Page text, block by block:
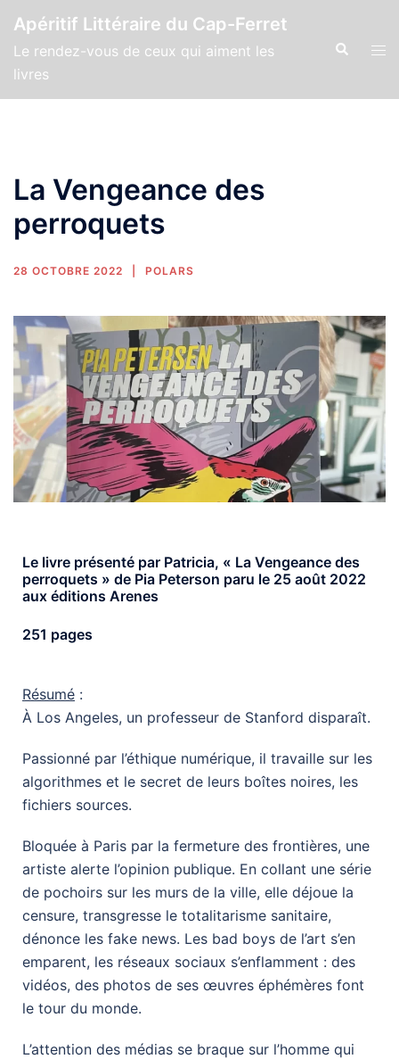
Apéritif Littéraire du Cap-Ferret
Le rendez-vous de ceux qui aiment les
livres
La Vengeance des
perroquets
28 OCTOBRE 2022 POLARS
Le livre présenté par Patricia, « La Vengeance des
perroquets » de Pia Peterson paru le 25 août 2022
aux éditions Arenes
251 pages
Résumé :
À Los Angeles, un professeur de Stanford disparaît.
Passionné par l’éthique numérique, il travaille sur les
algorithmes et le secret de leurs boîtes noires, les
fichiers sources.
Bloquée à Paris par la fermeture des frontières, une
artiste alerte l’opinion publique. En collant une série
de pochoirs sur les murs de la ville, elle déjoue la
censure, transgresse le totalitarisme sanitaire,
dénonce les fake news. Les bad boys de l’art s’en
emparent, les réseaux sociaux s’enflamment : des
vidéos, des photos de ses œuvres éphémères font
le tour du monde.
L’attention des médias se braque sur l’homme qui